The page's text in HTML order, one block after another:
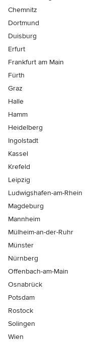
Chemnitz
Dortmund
Duisburg
Erfurt
Frankfurt am Main
Fürth
Graz
Halle
Hamm
Heidelberg
Ingolstadt
Kassel
Krefeld
Leipzig
Ludwigshafen-am-Rhein
Magdeburg
Mannheim
Mülheim-an-der-Ruhr
Münster
Nürnberg
Offenbach-am-Main
Osnabrück
Potsdam
Rostock
Solingen
Wien